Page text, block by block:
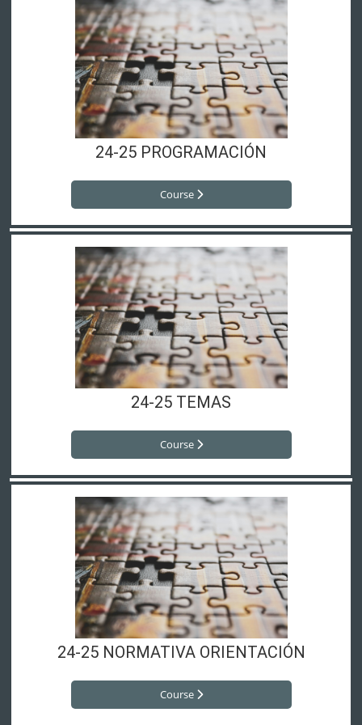
24-25 PROGRAMACIÓN
Course
24-25 TEMAS
Course
24-25 NORMATIVA ORIENTACIÓN
Course